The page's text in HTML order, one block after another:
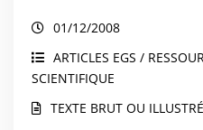
01/12/2008
ARTICLES EGS /
SCIENTIFIQUE
TEXTE BRUT OU ILLUSTRÉ